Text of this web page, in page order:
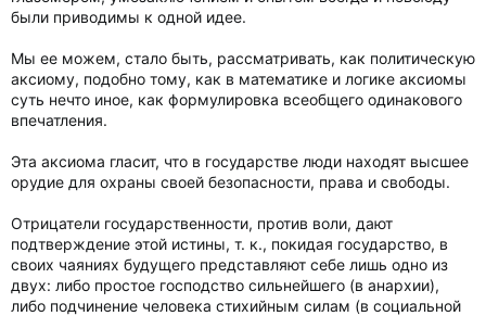
были приводимы к одной идее.
Мы ее можем, стало быть, рассматривать, как политическую
аксиому, подобно тому, как в математике и логике аксиомы
суть нечто иное, как формулировка всеобщего одинакового
впечатления.
Эта аксиома гласит, что в государстве люди находят высшее
орудие для охраны своей безопасности, права и свободы.
Отрицатели государственности, против воли, дают
подтверждение этой истины, т. к., покидая государство, в
своих чаяниях будущего представляют себе лишь одно из
двух: либо простое господство сильнейшего (в анархии),
либо подчинение человека стихийным силам (в социальной